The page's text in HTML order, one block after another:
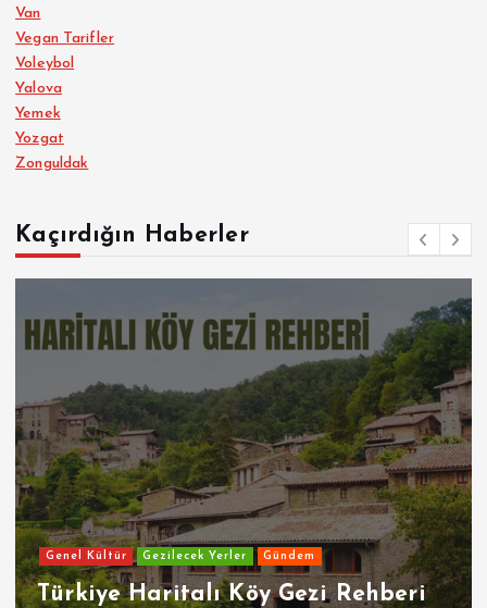
Van
Vegan Tarifler
Voleybol
Yalova
Yemek
Yozgat
Zonguldak
Kaçırdığın Haberler
Genel Kültür Gezilecek Yerler Gündem
Türkiye Haritalı Köy Gezi Rehberi